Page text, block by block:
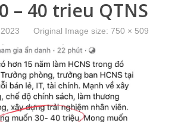
– 40 trieu QTNS
Original Image size: 750 × 509